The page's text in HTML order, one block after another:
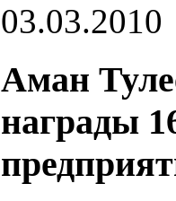
03.03.2010
Аман
награды